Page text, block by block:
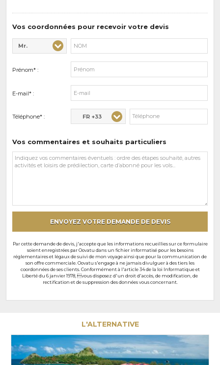
Vos coordonnées pour recevoir votre devis
Civilité* :
Mr.
Nom* :
Prénom* :
E-mail* :
Téléphone* : FR +33
Vos commentaires et souhaits particuliers
Vos
commentaires
ENVOYEZ VOTRE DEMANDE DE DEVIS
Par cette demande de devis, j'accepte que les informations recueillies sur ce formulaire
soient enregistrées par Oovatu dans un fichier informatisé pour les besoins
réglementaires et légaux de suivi de mon voyage ainsi que pour la communication de
son offre commerciale. Oovatu s'engage à ne jamais divulguer à des tiers les
coordonnées de ses clients. Conformément à l'article 34 de la loi Informatique et
Liberté du 6 janvier 1978, vous disposez d'un droit d'accès, de modification, de
rectification et de suppression des données vous concernant.
L'ALTERNATIVE